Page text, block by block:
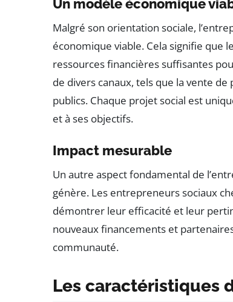
Un modèle économique
Malgré son orientation sociale,
économique viable. Cela signifie que
ressources financières suffisantes
de divers canaux, tels que la vente
publics. Chaque projet social est
et à ses objectifs.
Impact mesurable
Un autre aspect fondamental de
génère. Les entrepreneurs sociaux
démontrer leur efficacité et leur
nouveaux financements et
communauté.
Les caractéristiques